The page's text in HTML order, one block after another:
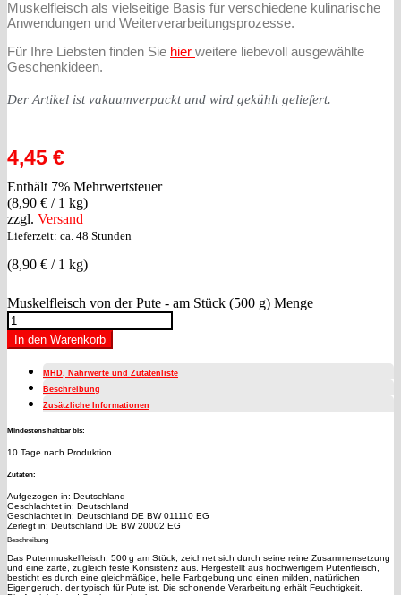
Muskelfleisch als vielseitige Basis für verschiedene kulinarische
Anwendungen und Weiterverarbeitungsprozesse.
Für Ihre Liebsten finden Sie hier weitere liebevoll ausgewählte
Geschenkideen.
Der Artikel ist vakuumverpackt und wird gekühlt geliefert.
4,45 €
Enthält 7% Mehrwertsteuer
(8,90 € / 1 kg)
zzgl. Versand
Lieferzeit: ca. 48 Stunden
(8,90 € / 1 kg)
Muskelfleisch von der Pute - am Stück (500 g) Menge
In den Warenkorb
MHD, Nährwerte und Zutatenliste
Beschreibung
Zusätzliche Informationen
Mindestens haltbar bis:
10 Tage nach Produktion.
Zutaten:
Aufgezogen in: Deutschland
Geschlachtet in: Deutschland
Geschlachtet in: Deutschland DE BW 011110 EG
Zerlegt in: Deutschland DE BW 20002 EG
Beschreibung
Das Putenmuskelfleisch, 500 g am Stück, zeichnet sich durch seine reine Zusammensetzung
und eine zarte, zugleich feste Konsistenz aus. Hergestellt aus hochwertigem Putenfleisch,
besticht es durch eine gleichmäßige, helle Farbgebung und einen milden, natürlichen
Eigengeruch, der typisch für Pute ist. Die schonende Verarbeitung erhält Feuchtigkeit,